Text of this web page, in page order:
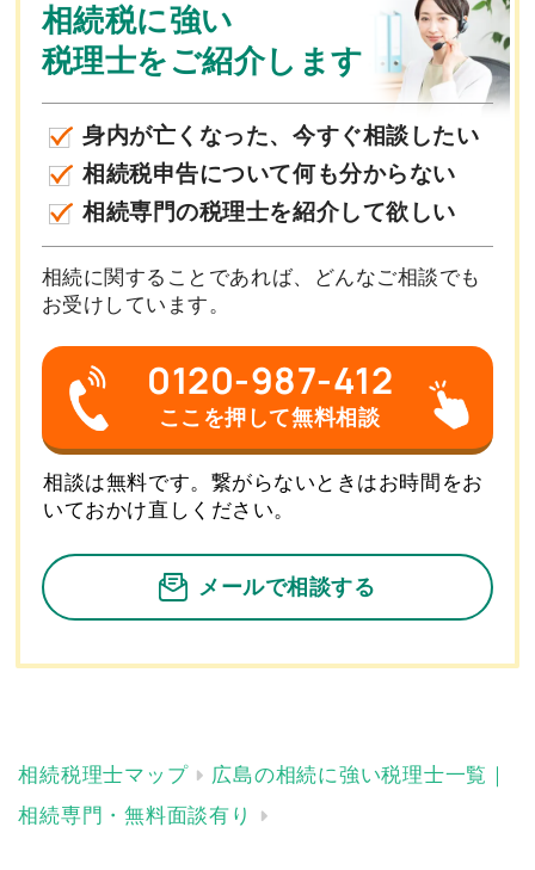
相続税に強い
税理士をご紹介します
身内が亡くなった、今すぐ相談したい
相続税申告について何も分からない
相続専門の税理士を紹介して欲しい
相続に関することであれば、どんなご相談でも
お受けしています。
0120-987-412
ここを押して無料相談
相談は無料です。繋がらないときはお時間をお
いておかけ直しください。
メールで相談する
広島の相続に強い税理士一覧｜
相続専門・無料面談有り